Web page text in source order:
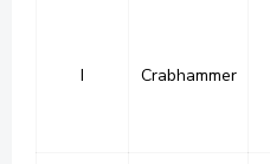
I Crabhammer